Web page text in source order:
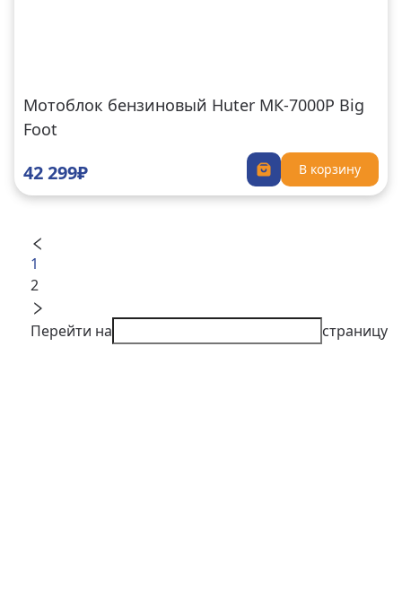
Мотоблок бензиновый Huter MК-7000P Big
Foot
42 299₽ В корзину
1
2
Перейти на страницу